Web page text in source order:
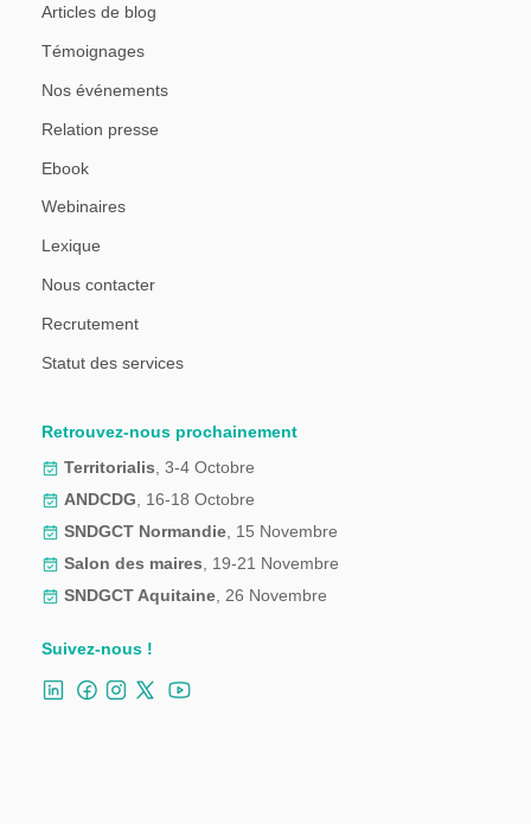
Articles de blog
Témoignages
Nos événements
Relation presse
Ebook
Webinaires
Lexique
Nous contacter
Recrutement
Statut des services
Retrouvez-nous prochainement
Territorialis , 3-4 Octobre
ANDCDG , 16-18 Octobre
SNDGCT Normandie , 15 Novembre
Salon des maires , 19-21 Novembre
SNDGCT Aquitaine , 26 Novembre
Suivez-nous !